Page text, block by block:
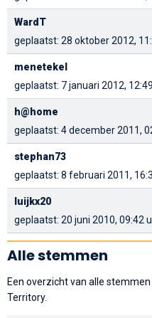
WardT
geplaatst: 28 oktober 2012,
menetekel
geplaatst: 7 januari 2012,
h@home
geplaatst: 4 december 2011,
stephan73
geplaatst: 8 februari 2011,
luijkx20
geplaatst: 20 juni 2010, 09:42
Alle stemmen
Een overzicht van alle
Territory.